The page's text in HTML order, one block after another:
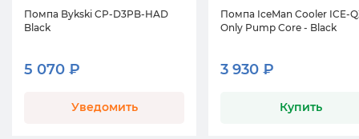
Помпа Bykski CP-D3PB-HAD
Black
5 070 ₽
Уведомить
Помпа IceMan Cooler ICE-
Only Pump Core - Black
3 930 ₽
Купить